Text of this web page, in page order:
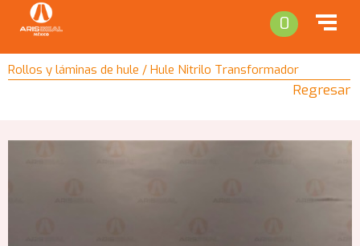
0
Rollos y láminas de hule / Hule Nitrilo Transformador
Regresar